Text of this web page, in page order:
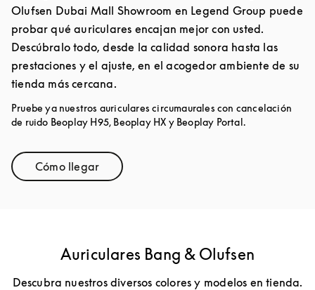
Olufsen Dubai Mall Showroom en Legend Group puede
probar qué auriculares encajan mejor con usted.
Descúbralo todo, desde la calidad sonora hasta las
prestaciones y el ajuste, en el acogedor ambiente de su
tienda más cercana.
Pruebe ya nuestros auriculares circumaurales con cancelación
de ruido Beoplay H95, Beoplay HX y Beoplay Portal.
Cómo llegarLink Opens in New Tab
Auriculares Bang & Olufsen
Descubra nuestros diversos colores y modelos en tienda.